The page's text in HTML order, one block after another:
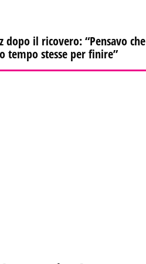
dopo il ricovero: “Pensavo che
tempo stesse per finire”